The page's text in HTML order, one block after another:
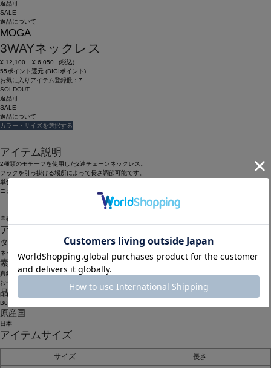
返品可
SALE
返品について
MOGA
3WAYネックレス
¥ 12,100 ¥ 6,050
(税込)
55ポイント還元 (BIGIポイント)
お気に入りアイテム登録数： 7
SOLDOUT
返品可
SALE
返品について
カラー・サイズを選択する
アイテム説明
2種類のモチーフを使用した2連チェーンネックレス。
フックを引っ掛ける場所によって長さ調節可能です。
単独で使えるため様々なスタイリングを楽しめます。
ニュアンスのあるチェーンのためロングで使用する際どの位置に合わせても様になります。
※在庫状況によりお取り寄せなどの事情で、商品お届けまで1週間前後かかる場合もございます。
アイテム詳細
タイプ
ネックレス
素材
真鍮
お手入れについてはこちら
品番
B0242BEZ440
原産国
日本
アイテムサイズ
サイズ
長さ